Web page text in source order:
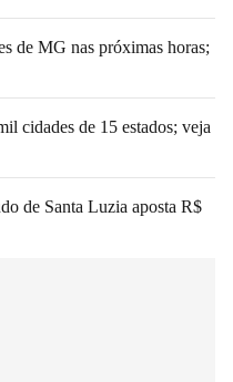
de MG nas próximas horas;
cidades de 15 estados; veja
de Santa Luzia aposta R$